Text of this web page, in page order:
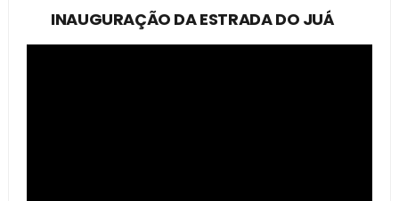
INAUGURAÇÃO DA ESTRADA DO JUÁ